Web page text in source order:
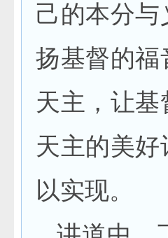
己的本分
扬基督的福
天主，让
天主的美
以实现。